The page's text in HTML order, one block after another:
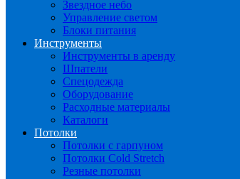
Звездное небо
Управление светом
Блоки питания
Инструменты
Инструменты в аренду
Шпатели
Спецодежда
Оборудование
Расходные материалы
Каталоги
Потолки
Потолки с гарпуном
Потолки Cold Stretch
Резные потолки